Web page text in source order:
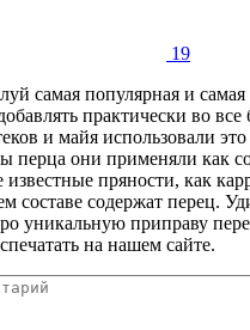
19
самая популярная и
практически во
и майя использовали
перца они применяли как
пряности, как
составе содержат перец.
уникальную приправу
на нашем сайте.